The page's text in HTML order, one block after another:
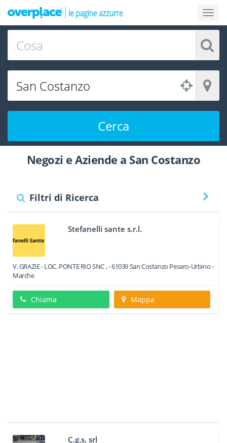
Cerca
Negozi e Aziende a San Costanzo
Filtri di Ricerca
Stefanelli sante s.r.l.
V. GRAZIE - LOC. PONTE RIO SNC ,-61039San Costanzo Pesaro-Urbino -
Marche
Chiama Mappa
C.g.s. srl